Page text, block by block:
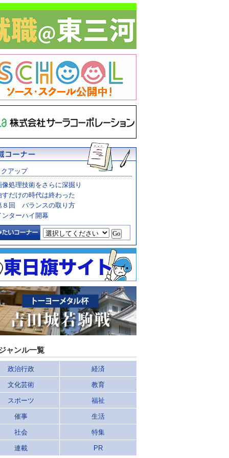
アップ
像処理技術をさらに深掘り
すだけの時代は終わった
８回 バランスの取り方
ンターハイ開幕
ャンル一覧
政治行政 経済
文化芸術 教育
スポーツ 福祉
催事 生活
社会 特集
連載 PR